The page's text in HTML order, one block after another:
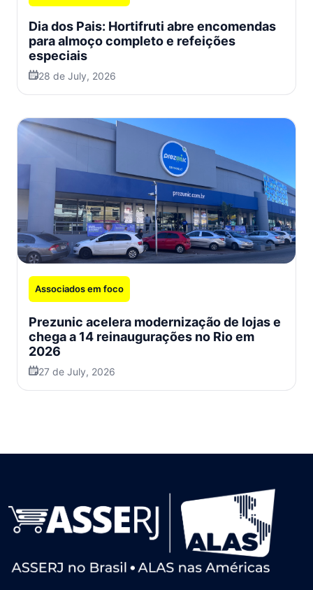
Dia dos Pais: Hortifruti abre encomendas
para almoço completo e refeições
especiais
28 de July, 2026
Associados em foco
Prezunic acelera modernização de lojas e
chega a 14 reinaugurações no Rio em
2026
27 de July, 2026